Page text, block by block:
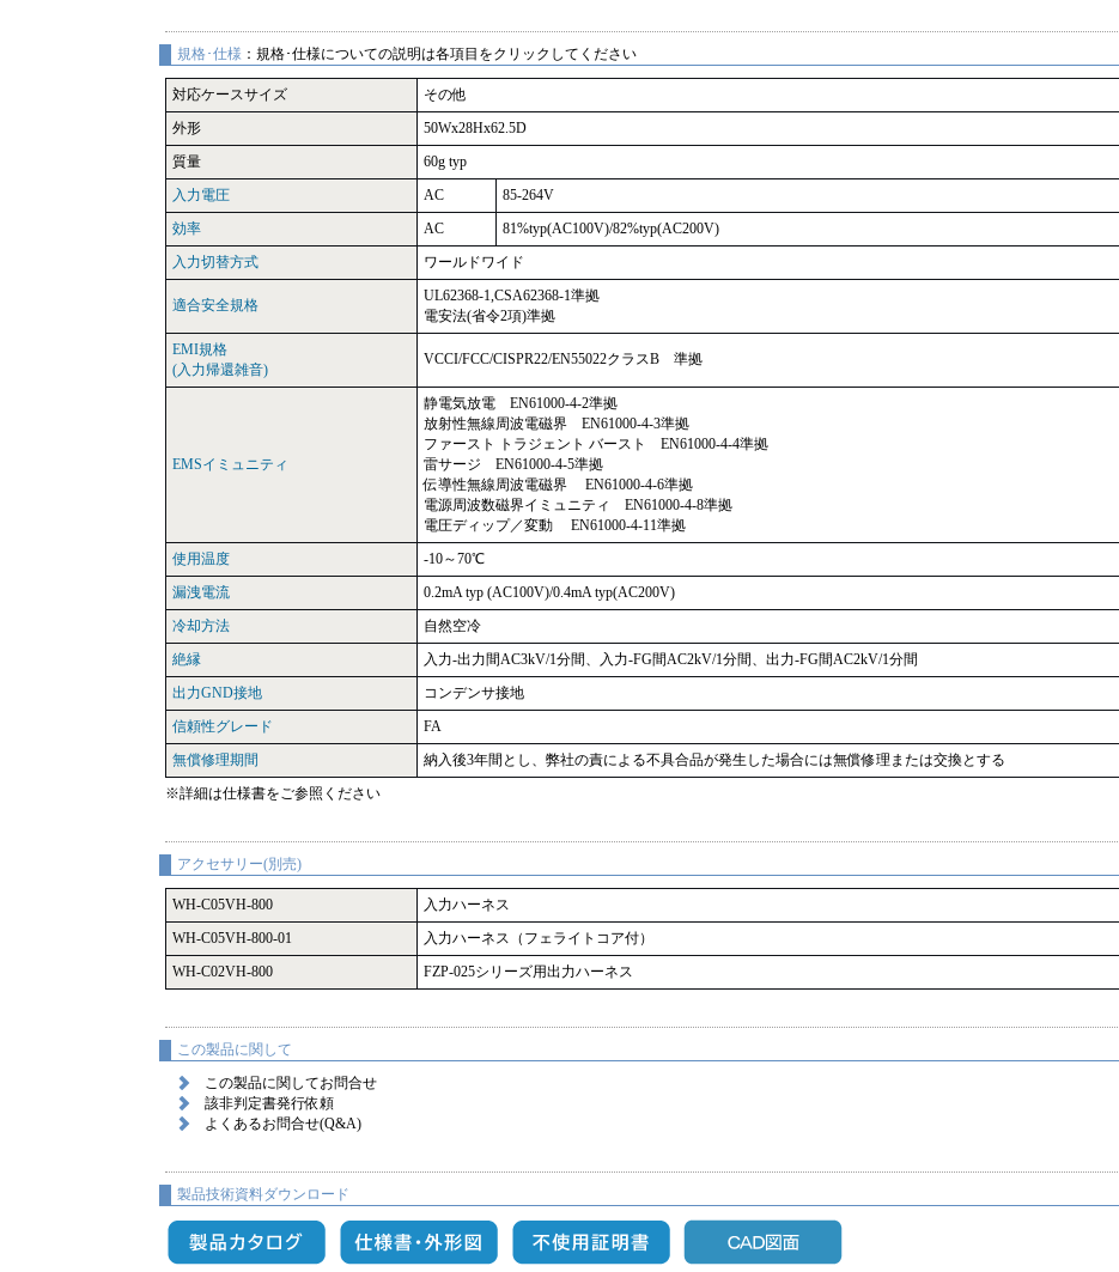
規格･仕様 ：規格･仕様についての説明は各項目をクリックしてください
対応ケースサイズ
その他
外形
50Wx28Hx62.5D
質量
60g typ
入力電圧
AC
85-264V
効率
AC
81%typ(AC100V)/82%typ(AC200V)
入力切替方式
ワールドワイド
適合安全規格
UL62368-1,CSA62368-1準拠
電安法(省令2項)準拠
EMI規格
(入力帰還雑音)
VCCI/FCC/CISPR22/EN55022クラスB 準拠
EMSイミュニティ
静電気放電 EN61000-4-2準拠
放射性無線周波電磁界 EN61000-4-3準拠
ファースト トラジェント バースト EN61000-4-4準拠
雷サージ EN61000-4-5準拠
伝導性無線周波電磁界 EN61000-4-6準拠
電源周波数磁界イミュニティ EN61000-4-8準拠
電圧ディップ／変動 EN61000-4-11準拠
使用温度
-10～70℃
漏洩電流
0.2mA typ (AC100V)/0.4mA typ(AC200V)
冷却方法
自然空冷
絶縁
入力-出力間AC3kV/1分間、入力-FG間AC2kV/1分間、出力-FG間AC2kV/1分間
出力GND接地
コンデンサ接地
信頼性グレード
FA
無償修理期間
納入後3年間とし、弊社の責による不具合品が発生した場合には無償修理または交換とする
※詳細は仕様書をご参照ください
アクセサリー(別売)
WH-C05VH-800
入力ハーネス
WH-C05VH-800-01
入力ハーネス（フェライトコア付）
WH-C02VH-800
FZP-025シリーズ用出力ハーネス
この製品に関して
この製品に関してお問合せ
該非判定書発行依頼
よくあるお問合せ(Q&A)
製品技術資料ダウンロード